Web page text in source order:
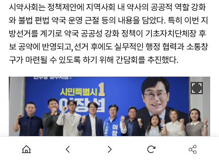
시약사회는 정책제안에 지역사회 내 약사의 공공적 역할 강화
와 불법 편법 약국 운영 근절 등의 내용을 담았다. 특히 이번 지
방선거를 계기로 약국 공공성 강화 정책이 기초자치단체장 후
보 공약에 반영되고,선거 후에도 실무적인 행정 협력과 소통창
구가 마련될 수 있도록 하기 위해 간담회를 추진했다.